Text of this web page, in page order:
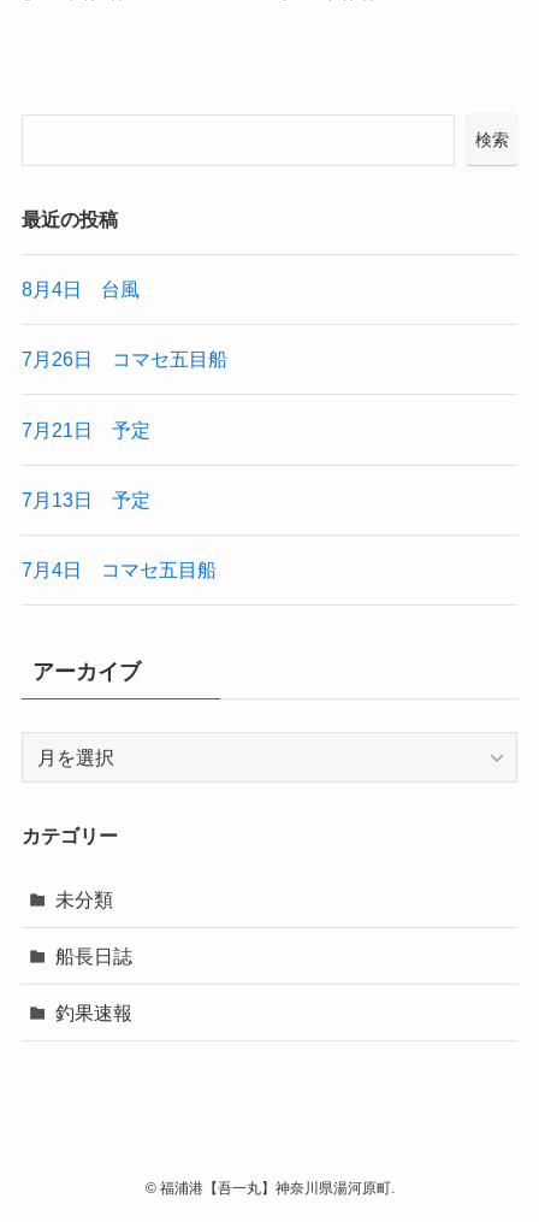
検索
最近の投稿
8月4日 台風
7月26日 コマセ五目船
7月21日 予定
7月13日 予定
7月4日 コマセ五目船
アーカイブ
イ
カテゴリー
未分類
船長日誌
釣果速報
©福浦港【吾一丸】神奈川県湯河原町.